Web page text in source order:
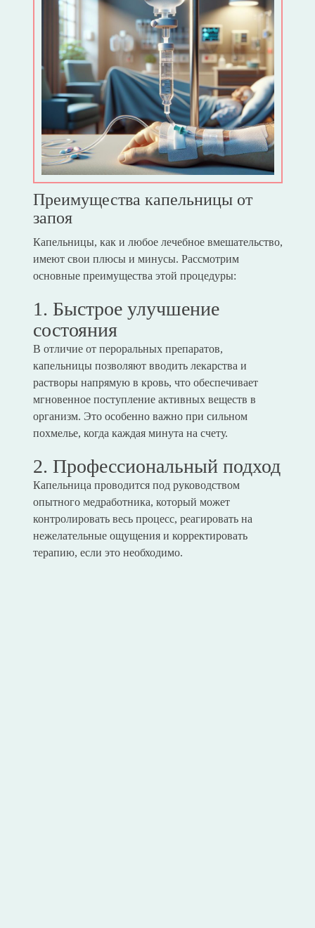
Преимущества капельницы от
запоя
Капельницы, как и любое лечебное вмешательство,
имеют свои плюсы и минусы. Рассмотрим
основные преимущества этой процедуры:
1. Быстрое улучшение
состояния
В отличие от пероральных препаратов,
капельницы позволяют вводить лекарства и
растворы напрямую в кровь, что обеспечивает
мгновенное поступление активных веществ в
организм. Это особенно важно при сильном
похмелье, когда каждая минута на счету.
2. Профессиональный подход
Капельница проводится под руководством
опытного медработника, который может
контролировать весь процесс, реагировать на
нежелательные ощущения и корректировать
терапию, если это необходимо.